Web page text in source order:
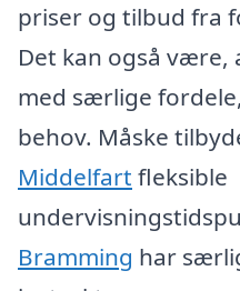
priser og tilbud fra
Det kan også være,
med særlige
behov. Måske
Middelfart fleksible
Bramming har